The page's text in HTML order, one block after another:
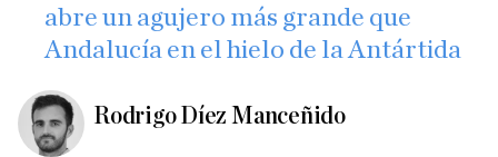
abre un agujero más grande que
Andalucía en el hielo de la Antártida
Rodrigo Díez Manceñido